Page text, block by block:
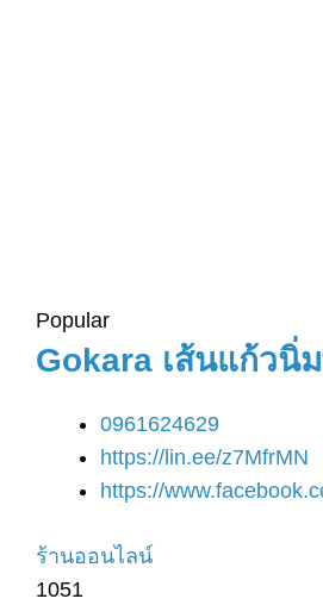
Popular
Gokara เส้นแก้วนิ่
0961624629
https://lin.ee/z7MfrMN
https://
ร้านออนไลน์
1051